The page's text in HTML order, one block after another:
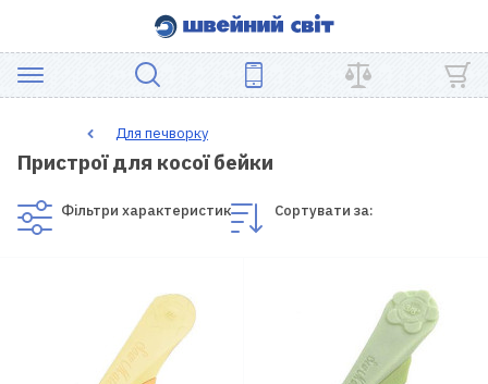
ШВЕЙНЕ
ОБЛАДНАННЯ
Для печворку
Пристрої для косої бейки
Фільтри характеристик Сортувати за: